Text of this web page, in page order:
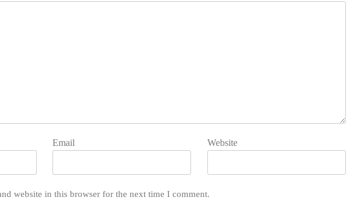
Email Website
website in this browser for the next time I comment.